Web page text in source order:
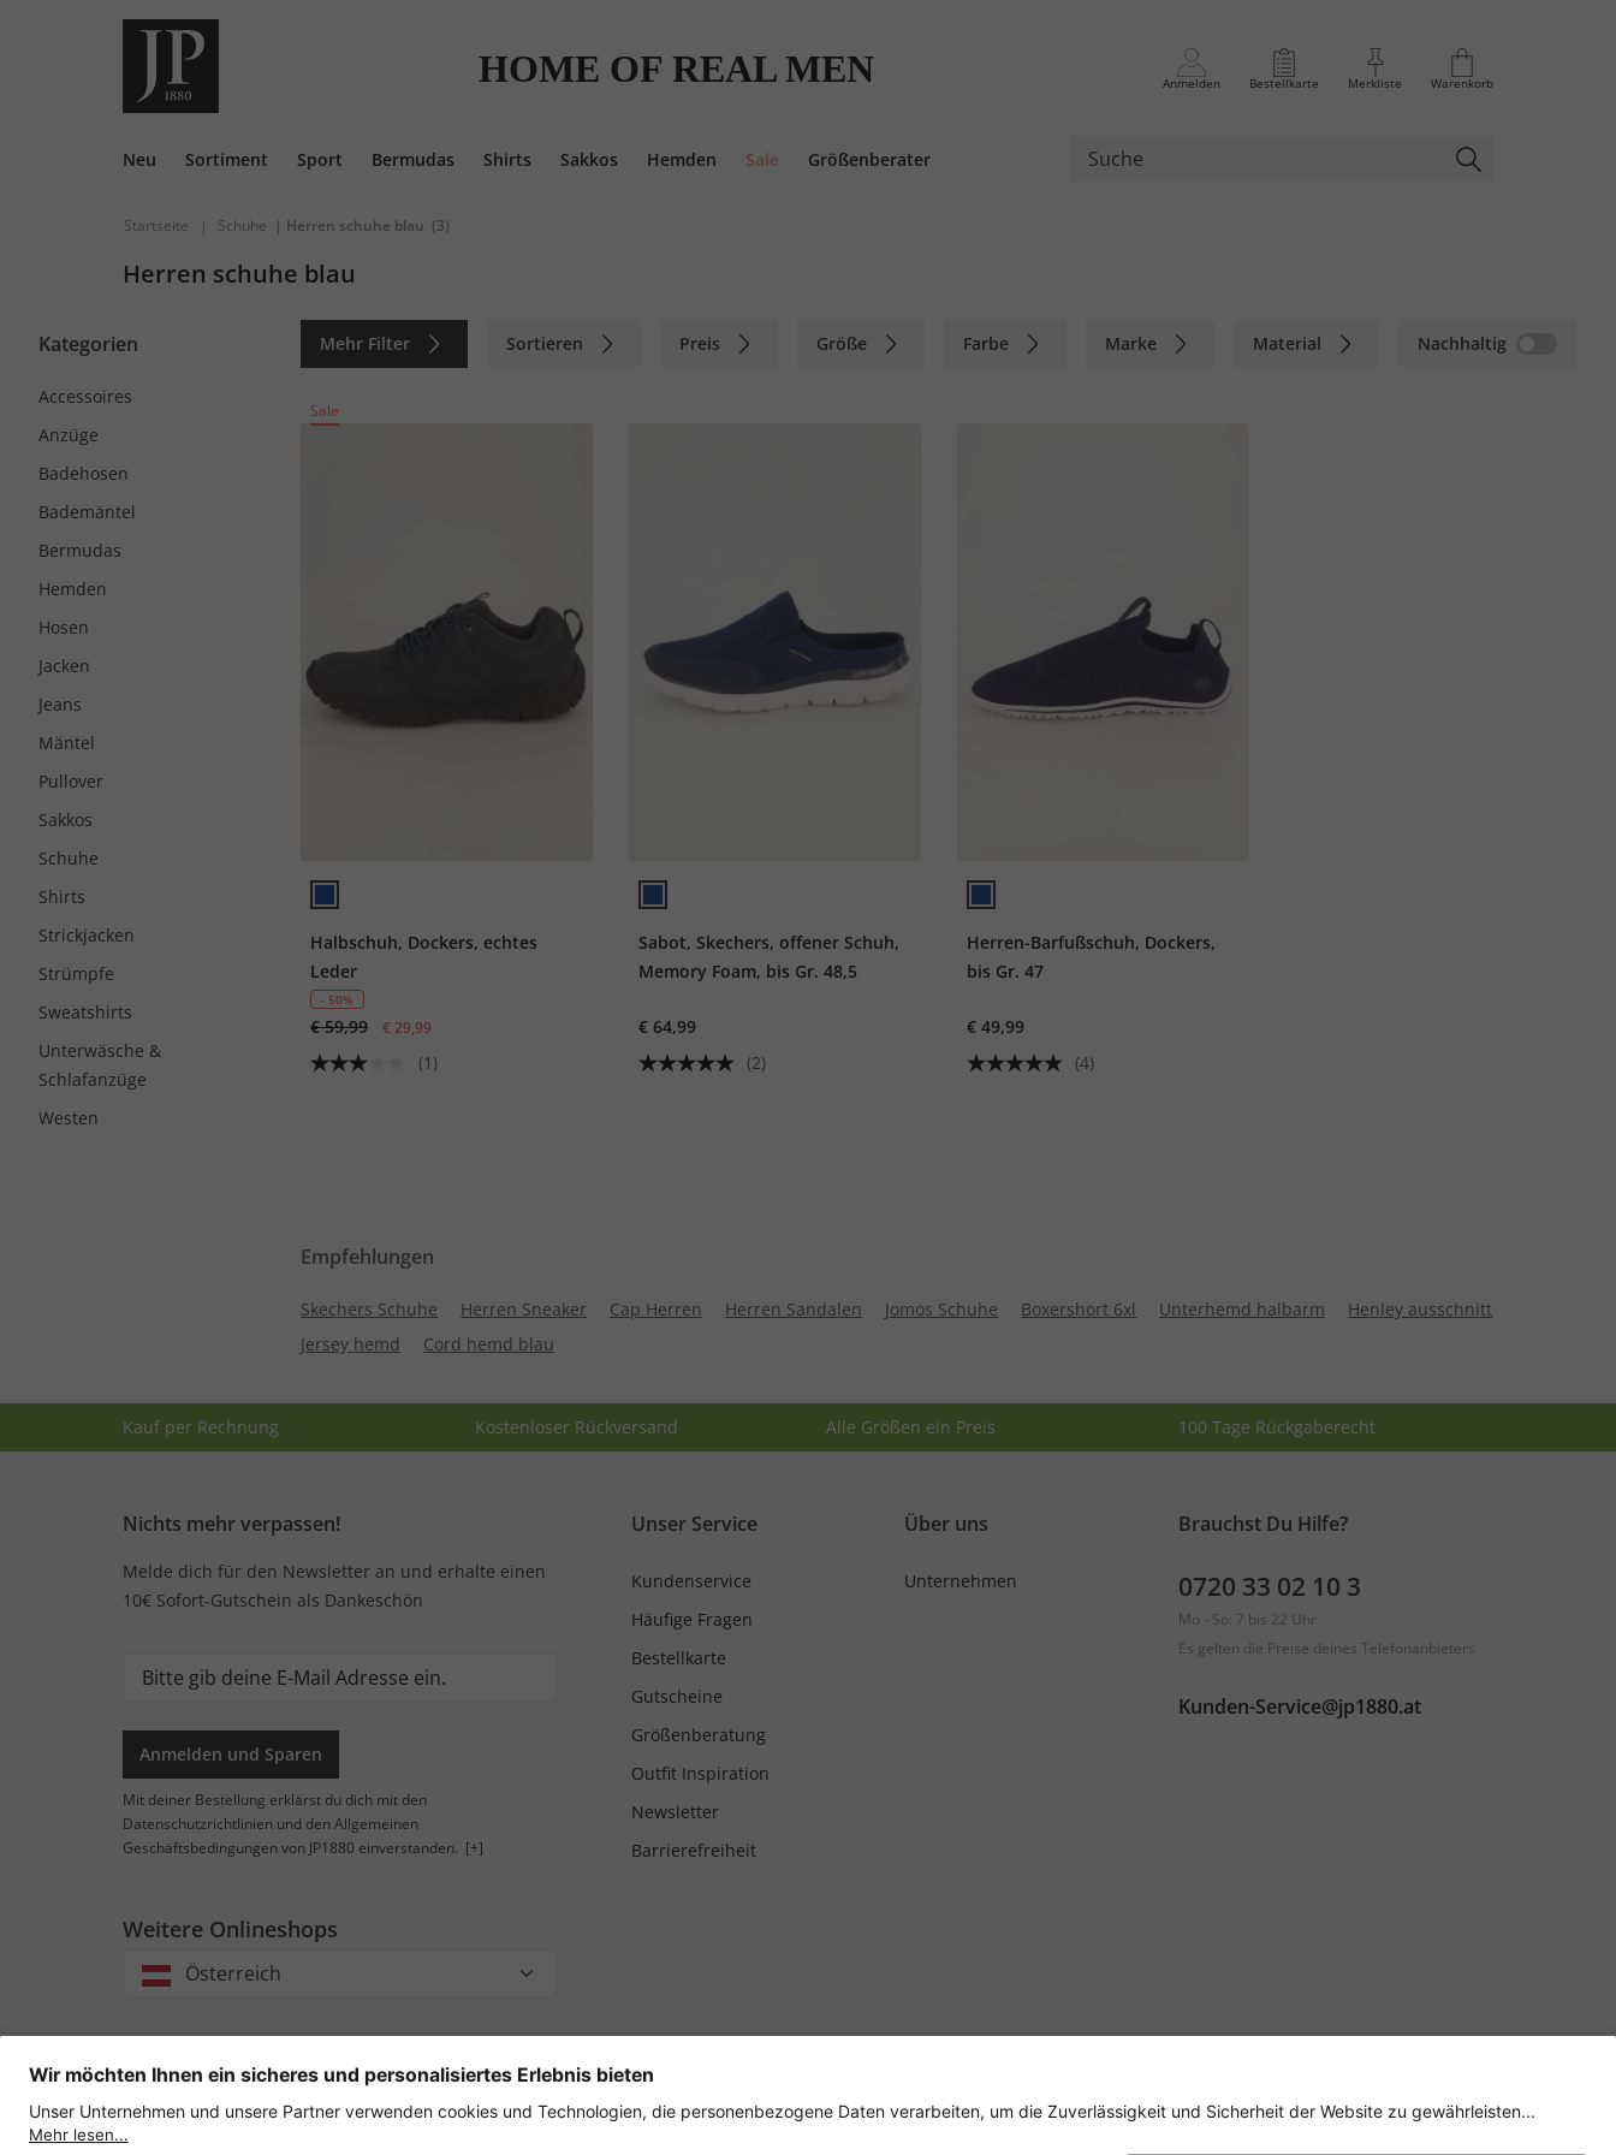
HOME OF REAL MEN Anmelden Bestellkarte Merkliste Warenkorb
Neu Sortiment Sport Bermudas Shirts Sakkos Hemden Sale Größenberater
Startseite | Schuhe | Herren schuhe blau (3)
Herren schuhe blau
Kategorien Mehr Filter Sortieren Preis Größe Farbe Marke Material Nachhaltig
Accessoires
Anzüge
Badehosen
Bademäntel
Bermudas
Hemden
Hosen
Jacken
Jeans
Mäntel
Pullover
Sakkos
Schuhe
Shirts
Strickjacken
Strümpfe
Sweatshirts
Unterwäsche &
Schlafanzüge
Westen
Sale
Halbschuh, Dockers, echtes
Leder
- 50%
€ 59,99 € 29,99
(1)
Sabot, Skechers, offener Schuh,
Memory Foam, bis Gr. 48,5
€ 64,99
(2)
Herren-Barfußschuh, Dockers,
bis Gr. 47
€ 49,99
(4)
Empfehlungen
Skechers Schuhe Herren Sneaker Cap Herren Herren Sandalen Jomos Schuhe Boxershort 6xl Unterhemd halbarm
Henley ausschnitt
Jersey hemd
Cord hemd blau
Kauf per Rechnung Kostenloser Rückversand Alle Größen ein Preis 100 Tage Rückgaberecht
Nichts mehr verpassen!
Melde dich für den Newsletter an und erhalte einen
10€ Sofort-Gutschein als Dankeschön
Anmelden und Sparen
Mit deiner Bestellung erklärst du dich mit den
Datenschutzrichtlinien und den Allgemeinen
Geschäftsbedingungen von JP1880 einverstanden. [+]
Unser Service
Kundenservice
Häufige Fragen
Bestellkarte
Gutscheine
Größenberatung
Outfit Inspiration
Newsletter
Barrierefreiheit
Über uns
Unternehmen
Brauchst Du Hilfe?
0720 33 02 10 3
Mo - So: 7 bis 22 Uhr
Es gelten die Preise deines Telefonanbieters
Kunden-Service@jp1880.at
Weitere Onlineshops
Österreich
Rechnung